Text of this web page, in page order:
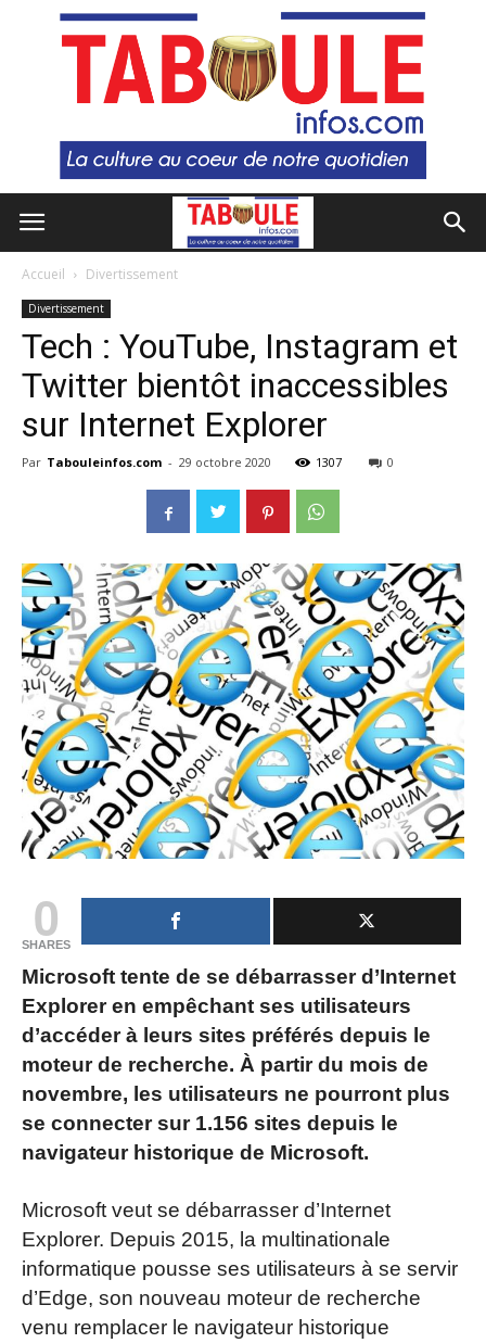
Accueil Divertissement
Divertissement
Tech : YouTube, Instagram et
Twitter bientôt inaccessibles
sur Internet Explorer
Par Tabouleinfos.com - 29 octobre 2020 1307 0
0
SHARES
Microsoft tente de se débarrasser d’Internet
Explorer en empêchant ses utilisateurs
d’accéder à leurs sites préférés depuis le
moteur de recherche. À partir du mois de
novembre, les utilisateurs ne pourront plus
se connecter sur 1.156 sites depuis le
navigateur historique de Microsoft.
Microsoft veut se débarrasser d’Internet
Explorer. Depuis 2015, la multinationale
informatique pousse ses utilisateurs à se servir
d’Edge, son nouveau moteur de recherche
venu remplacer le navigateur historique